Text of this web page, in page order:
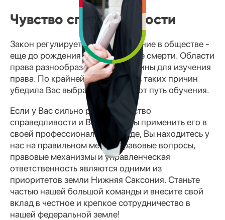
Чувство справедливости
Закон регулирует сосуществование в обществе -
еще до рождения и далеко после смерти. Области
права разнообразны, как и причины для изучения
права. По крайней мере, одна из таких причин
убедила Вас выбрать именно этот путь обучения.
Если у Вас сильно развито чувство
справедливости и Вы хотели бы применить его в
своей профессиональной среде, Вы находитесь у
нас на правильном месте. Правовые вопросы,
правовые механизмы и управленческая
ответственность являются одними из
приоритетов земли Нижняя Саксония. Станьте
частью нашей большой команды и внесите свой
вклад в честное и крепкое сотрудничество в
нашей федеральной земле!